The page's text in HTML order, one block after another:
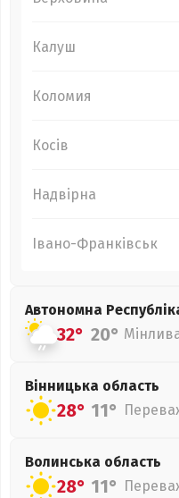
Калуш
Коломия
Косів
Надвірна
Івано-Франківськ
Автономна
32° 20°
Вінницька область
28° 11°
Волинська область
28° 11°